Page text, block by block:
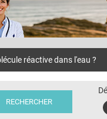
réactive dans l'eau ?